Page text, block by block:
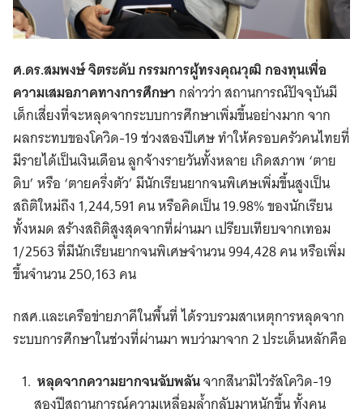
ศ.ดร.สมพงษ์ จิตระดับ ​กรรมการผู้ทรงคุณวุฒิ กองทุนเพื่อ
ความเสมอภาคทางการศึกษากล่าวว่า สถานการณ์ปัจจุบันมี
เด็กเสี่ยงที่จะหลุดจากระบบการศึกษาเพิ่มขึ้นอย่างมาก จาก
ผลกระทบของโควิด-19 ช่วงสองปีเศษ ทำให้ครอบครัวคนไทยที่
มีรายได้เป็นเงินเดือน ลูกจ้างรายวันทั้งหลาย เกิดสภาพ ‘ตาย
ดิบ’ หรือ ‘ตายครึ่งตัว’ มีนักเรียนยากจนพิเศษเพิ่มขึ้นสูงเป็น
สถิติใหม่ถึง 1,244,591 คน หรือคิดเป็น 19.98% ของนักเรียน
ทั้งหมด สร้างสถิติสูงสุดจากที่ผ่านมา เปรียบเทียบจากเทอม
1/2563 ที่มีนักเรียนยากจนพิเศษจำนวน 994,428 คน หรือเพิ่ม
ขึ้นจำนวน 250,163 คน
กสศ.และเครือข่ายภาคีในพื้นที่ ได้รวบรวมสาเหตุการหลุดจาก
ระบบการศึกษาในช่วงที่ผ่านมา พบว่ามาจาก 2 ประเด็นหลักคือ
หลุดจากความยากจนฉับพลันจากสึนามิไวรัสโควิด-19
สองปีสถานการณ์ความเหลื่อมล้ำกลับมาหนักขึ้น ทั้งคน